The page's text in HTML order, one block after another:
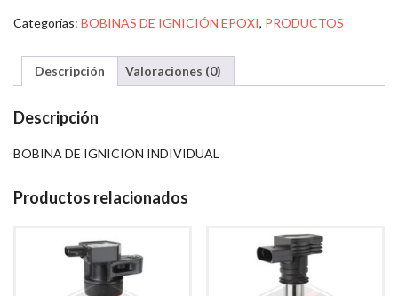
Categorías: BOBINAS DE IGNICIÓN EPOXI, PRODUCTOS
Descripción Valoraciones (0)
Descripción
BOBINA DE IGNICION INDIVIDUAL
Productos relacionados